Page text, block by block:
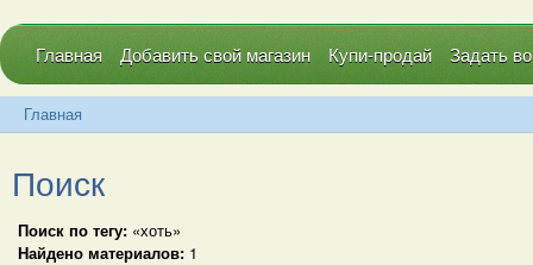
Главная Добавить свой магазин Купи-продай Задать
Главная
Поиск
Поиск по тегу: «хоть»
Найдено материалов: 1